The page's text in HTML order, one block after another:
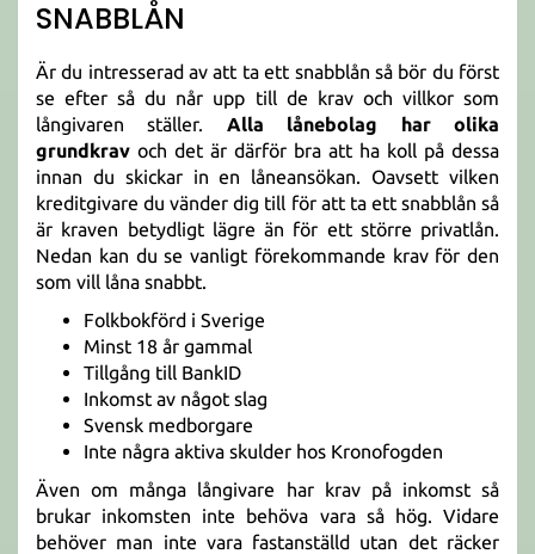
SNABBLÅN
Är du intresserad av att ta ett snabblån så bör du först
se efter så du når upp till de krav och villkor som
långivaren ställer. Alla lånebolag har olika
grundkrav och det är därför bra att ha koll på dessa
innan du skickar in en låneansökan. Oavsett vilken
kreditgivare du vänder dig till för att ta ett snabblån så
är kraven betydligt lägre än för ett större privatlån.
Nedan kan du se vanligt förekommande krav för den
som vill låna snabbt.
Folkbokförd i Sverige
Minst 18 år gammal
Tillgång till BankID
Inkomst av något slag
Svensk medborgare
Inte några aktiva skulder hos Kronofogden
Även om många långivare har krav på inkomst så
brukar inkomsten inte behöva vara så hög. Vidare
behöver man inte vara fastanställd utan det räcker